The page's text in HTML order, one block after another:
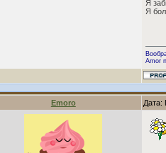
Я
Я
Amor
Emoro Дата: